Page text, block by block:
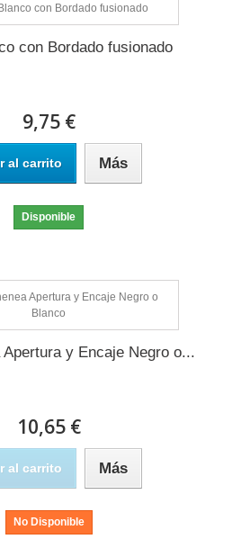
con Bordado fusionado
9,75 €
al carrito Más
Disponible
Apertura y Encaje Negro o...
10,65 €
al carrito Más
No Disponible